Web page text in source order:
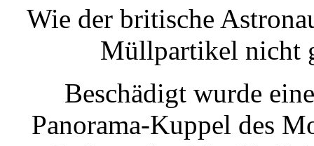
Wie der britische
Müllpartikel nicht
Beschädigt wurde
Panorama-Kuppel des